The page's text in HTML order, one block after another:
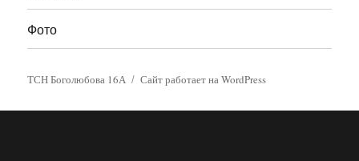
Фото
ТСН Боголюбова 16А Сайт работает на WordPress